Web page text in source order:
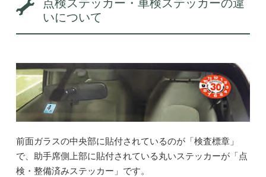
点検ステッカー・車検ステッカーの違
いについて
前面ガラスの中央部に貼付されているのが「検査標章」
で、助手席側上部に貼付されている丸いステッカーが「点
検・整備済みステッカー」です。